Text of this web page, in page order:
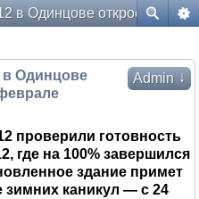
в Одинцове откроется для
ЖК Да Винчи
Admin ↓
Одинцове
проверили готовность
где на 100% завершился
здание примет
каникул — с 24